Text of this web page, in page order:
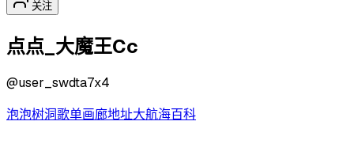
关注
点点_大魔王Cc
@user_swdta7x4
泡泡树洞歌单画廊地址大航海百科